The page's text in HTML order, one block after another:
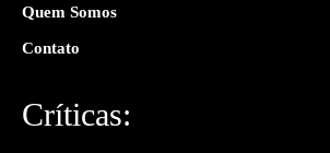
Quem Somos
Contato
Críticas: